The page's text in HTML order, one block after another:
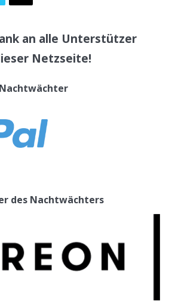
an alle Unterstützer
Netzseite!
des Nachtwächters